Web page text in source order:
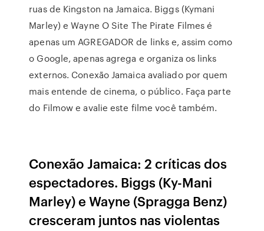
ruas de Kingston na Jamaica. Biggs (Kymani
Marley) e Wayne O Site The Pirate Filmes é
apenas um AGREGADOR de links e, assim como
o Google, apenas agrega e organiza os links
externos. Conexão Jamaica avaliado por quem
mais entende de cinema, o público. Faça parte
do Filmow e avalie este filme você também.
Conexão Jamaica: 2 críticas dos
espectadores. Biggs (Ky-Mani
Marley) e Wayne (Spragga Benz)
cresceram juntos nas violentas